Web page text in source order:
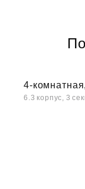
4-комнатная,
6.3 корпус, 3